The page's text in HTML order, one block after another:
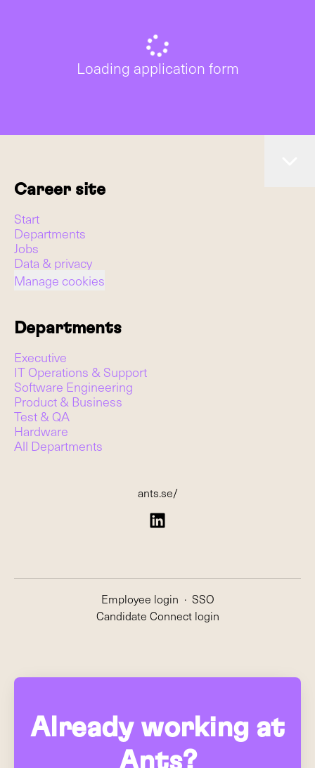
Loading application form
Career site
Start
Departments
Jobs
Data & privacy
Manage cookies
Departments
Executive
IT Operations & Support
Software Engineering
Product & Business
Test & QA
Hardware
All Departments
ants.se/
Employee login · SSO
Candidate Connect login
Already working at
Ants?